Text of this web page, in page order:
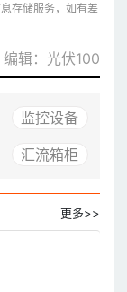
存储服务，如有差
编辑：光伏100
监控设备
汇流箱柜
更多>>